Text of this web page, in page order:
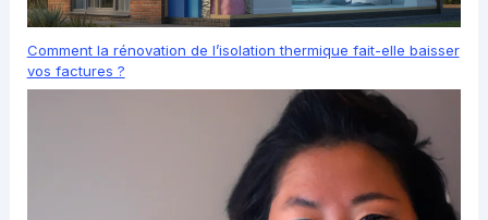
Comment la rénovation de l’isolation thermique fait-elle baisser
vos factures ?